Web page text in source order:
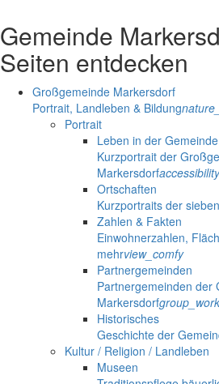
Gemeinde
Seiten entdecken
Großgemeinde Markersdorf
Portrait, Landleben & Bildung
Portrait
Leben in der Gemeinde
Kurzportrait der
Markersdorfaccessibility
Ortschaften
Kurzportraits der
Zahlen & Fakten
Einwohnerzahlen,
mehrview_comfy
Partnergemeinden
Partnergemeinden der
Markersdorfgroup_work
Historisches
Geschichte der
Kultur / Religion / Landleben
Museen